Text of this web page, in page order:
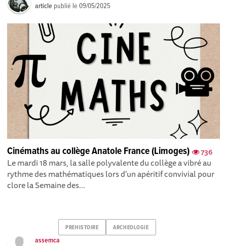
article publié le09/05/2025
736
Cinémaths au collège Anatole France (Limoges)
Le mardi 18 mars, la salle polyvalente du collège a vibré au
rythme des mathématiques lors d'un apéritif convivial pour
clore la Semaine des...
PREHISTOIRE ARCHEOLOGIE
assemca